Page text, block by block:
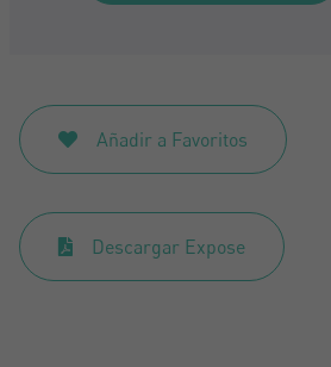
Añadir a Favoritos
Descargar Expose